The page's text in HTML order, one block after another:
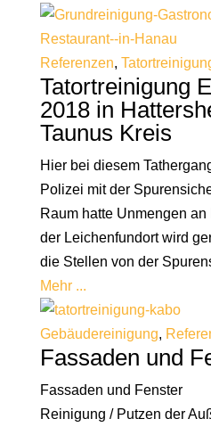
Referenzen,
Tatortreinigung
2018 in
Taunus Kreis
Hier bei diesem
Polizei mit der
Raum hatte Unmengen
der Leichenfundort wird
die Stellen von der
Mehr ...
Gebäudereinigung,
Fassaden und
Fassaden und Fenster
Reinigung / Putzen der